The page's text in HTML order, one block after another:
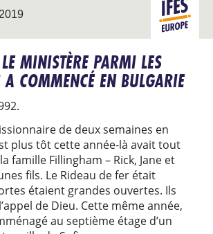
EUROPE
MINISTÈRE PARMI LES
A COMMENCÉ EN BULGARIE
de deux semaines en
plus tôt cette année-là avait tout
famille Fillingham – Rick, Jane et
fils. Le Rideau de fer était
étaient grandes ouvertes. Ils
de Dieu. Cette même année,
au septième étage d’un